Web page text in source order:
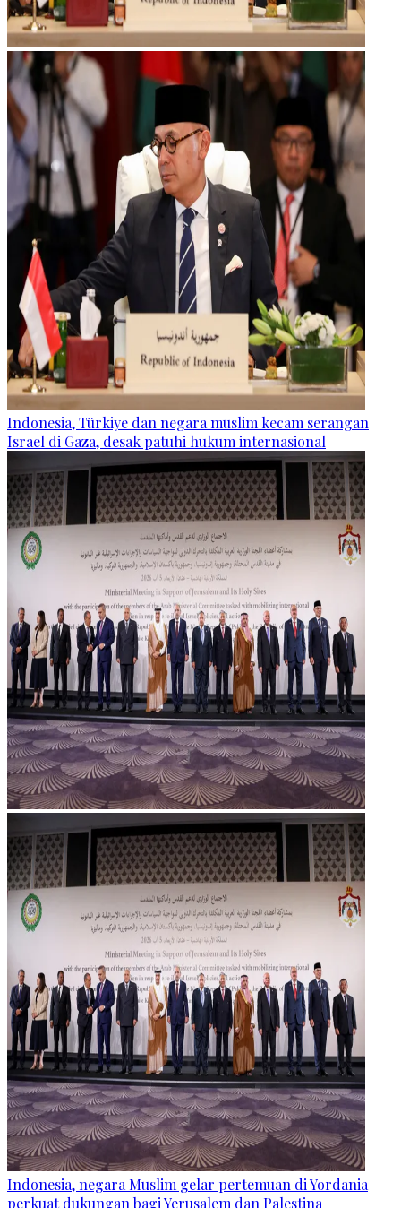
Indonesia, Türkiye dan negara muslim kecam serangan
Israel di Gaza, desak patuhi hukum internasional
Indonesia, negara Muslim gelar pertemuan di Yordania
perkuat dukungan bagi Yerusalem dan Palestina